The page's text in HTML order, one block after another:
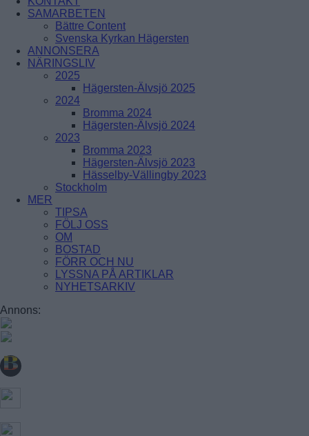
ÅRSTADAL
ÄLVSJÖ
SOLBERGA
BREDÄNG
SKÄRHOLMEN
SÄTRA
VÅRBERG
Enskede-Årsta-Vantör
BANDHAGEN
ENSKEDEFÄLTET
ENSKEDE GÅRD
GAMLA ENSKEDE
HAGSÄTRA
HÖGDALEN
JOHANNESHOV
RÅGSVED
STUREBY
ÅRSTA
ÖRBY
ÖSTBERGA
Farsta
SAMARBETEN
Bättre Content
Svenska Kyrkan Hägersten
ANNONSERA
NÄRINGSLIV
2025
Hägersten-Älvsjö 2025
2024
Bromma 2024
Hägersten-Älvsjö 2024
2023
Bromma 2023
Hägersten-Älvsjö 2023
Hässelby-Vällingby 2023
Stockholm
MER
TIPSA
FÖLJ OSS
OM
BOSTAD
FÖRR OCH NU
LYSSNA PÅ ARTIKLAR
NYHETSARKIV
Annons: